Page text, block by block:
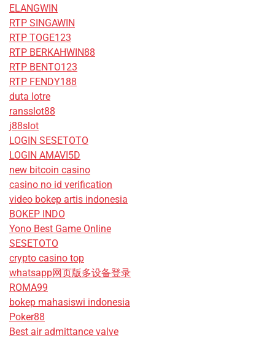
ELANGWIN
RTP SINGAWIN
RTP TOGE123
RTP BERKAHWIN88
RTP BENTO123
RTP FENDY188
duta lotre
ransslot88
j88slot
LOGIN SESETOTO
LOGIN AMAVI5D
new bitcoin casino
casino no id verification
video bokep artis indonesia
BOKEP INDO
Yono Best Game Online
SESETOTO
crypto casino top
whatsapp网页版多设备登录
ROMA99
bokep mahasiswi indonesia
Poker88
Best air admittance valve